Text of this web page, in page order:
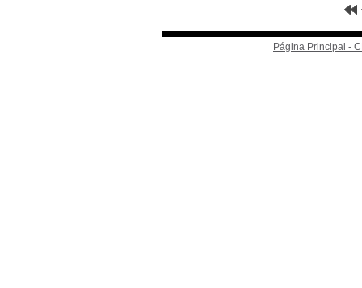
Página Principal -